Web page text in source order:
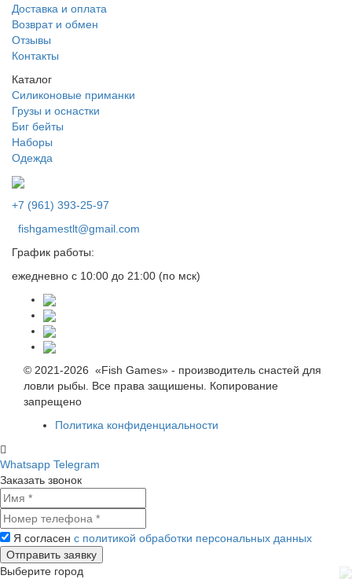
Доставка и оплата
Возврат и обмен
Отзывы
Контакты
Каталог
Силиконовые приманки
Грузы и оснастки
Биг бейты
Наборы
Одежда
+7 (961) 393-25-97
fishgamestlt@gmail.com
График работы:
ежедневно с 10:00 до 21:00 (по мск)
© 2021-2026 «Fish Games» - производитель снастей для
ловли рыбы. Все права защишены. Копирование
запрещено
Политика конфиденциальности
Whatsapp Telegram
Заказать звонок
Я согласен с политикой обработки персональных данных
Выберите город